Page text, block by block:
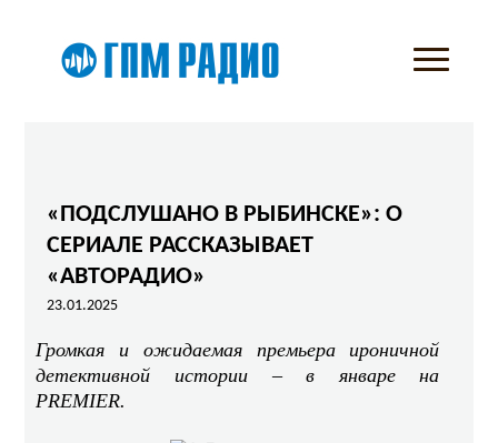
«ПОДСЛУШАНО В РЫБИНСКЕ»: О
СЕРИАЛЕ РАССКАЗЫВАЕТ
«АВТОРАДИО»
23.01.2025
Громкая и ожидаемая премьера ироничной
детективной истории – в январе на
PREMIER.